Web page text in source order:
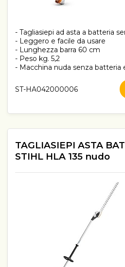
- Tagliasiepi ad asta a batteria
- Leggero e facile da usare
- Lunghezza barra 60 cm
- Peso kg. 5,2
- Macchina nuda senza batteria
ST-HA042000006
TAGLIASIEPI ASTA
STIHL HLA 135 nudo